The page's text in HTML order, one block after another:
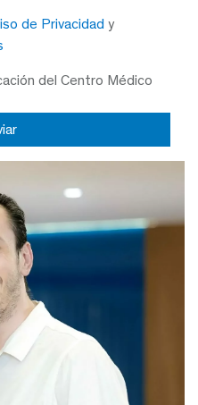
de Privacidad y
del Centro Médico